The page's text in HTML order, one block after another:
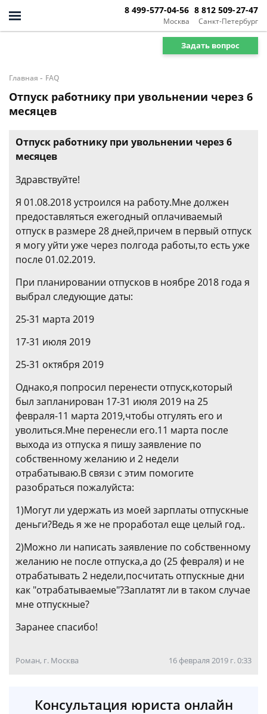
Москва
8 499-577-04-56
Санкт-Петербург
8 812 509-27-47
Задать вопрос
Главная - FAQ
Отпуск работнику при увольнении через 6
месяцев
Отпуск работнику при увольнении через 6
месяцев
Здравствуйте!
Я 01.08.2018 устроился на работу.Мне должен
предоставляться ежегодный оплачиваемый
отпуск в размере 28 дней,причем в первый отпуск
я могу уйти уже через полгода работы,то есть уже
после 01.02.2019.
При планировании отпусков в ноябре 2018 года я
выбрал следующие даты:
25-31 марта 2019
17-31 июля 2019
25-31 октября 2019
Однако,я попросил перенести отпуск,который
был запланирован 17-31 июля 2019 на 25
февраля-11 марта 2019,чтобы отгулять его и
уволиться.Мне перенесли его.11 марта после
выхода из отпуска я пишу заявление по
собственному желанию и 2 недели
отрабатываю.В связи с этим помогите
разобраться пожалуйста:
1)Могут ли удержать из моей зарплаты отпускные
деньги?Ведь я же не проработал еще целый год..
2)Можно ли написать заявление по собственному
желанию не после отпуска,а до (25 февраля) и не
отрабатывать 2 недели,посчитать отпускные дни
как "отрабатываемые"?Заплатят ли в таком случае
мне отпускные?
Заранее спасибо!
Роман, г. Москва 16 февраля 2019 г. 0:33
Консультация юриста онлайн